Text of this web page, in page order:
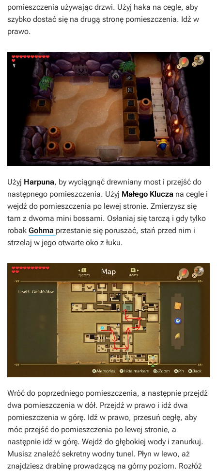
pomieszczenia używając drzwi. Użyj haka na cegle, aby
szybko dostać się na drugą stronę pomieszczenia. Idź w
prawo.
Użyj Harpuna, by wyciągnąć drewniany most i przejść do
następnego pomieszczenia. Użyj Małego Klucza na cegle i
wejdź do pomieszczenia po lewej stronie. Zmierzysz się
tam z dwoma mini bossami. Osłaniaj się tarczą i gdy tylko
robak Gohma przestanie się poruszać, stań przed nim i
strzelaj w jego otwarte oko z łuku.
Wróć do poprzedniego pomieszczenia, a następnie przejdź
dwa pomieszczenia w dół. Przejdź w prawo i idź dwa
pomieszczenia w górę. Idź w prawo, przesuń cegłę, aby
móc przejść do pomieszczenia po lewej stronie, a
następnie idź w górę. Wejdź do głębokiej wody i zanurkuj.
Musisz znaleźć sekretny wodny tunel. Płyn w lewo, aż
znajdziesz drabinę prowadzącą na górny poziom. Rozłóż